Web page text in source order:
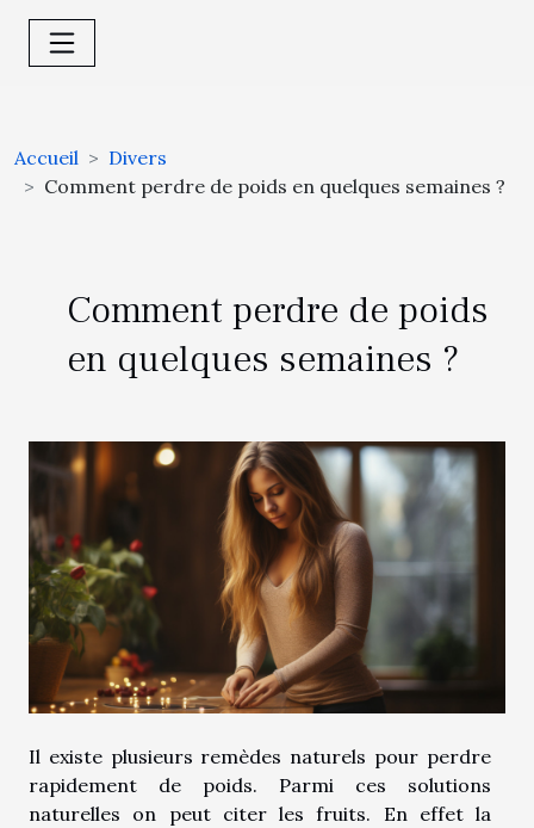
Accueil
Divers
Comment perdre de poids en quelques semaines ?
Comment perdre de poids
en quelques semaines ?
Il existe plusieurs remèdes naturels pour perdre
rapidement de poids. Parmi ces solutions
naturelles on peut citer les fruits. En effet la